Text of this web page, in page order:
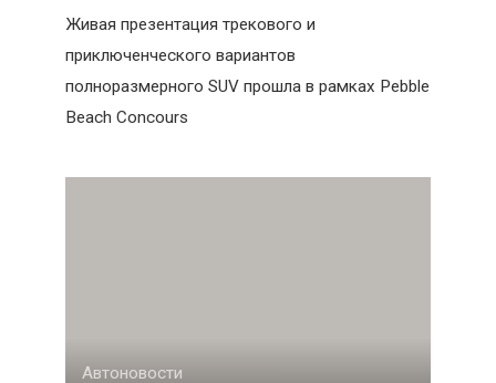
Живая презентация трекового и
приключенческого вариантов
полноразмерного SUV прошла в рамках Pebble
Beach Concours
Автоновости